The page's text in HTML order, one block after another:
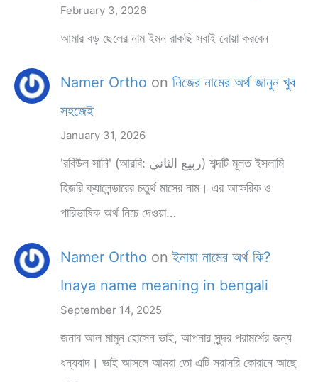
February 3, 2026
আমার বড় ছেলের নাম ইমন রাকছি সবাই দোয়া করবেন
Namer Ortho on নিজের নামের অর্থ জানুন খুব
সহজেই
January 31, 2026
'রবিউল সানি' (আরবি: ربيع الثاني) শব্দটি মূলত ইসলামি
হিজরি ক্যালেন্ডারের চতুর্থ মাসের নাম। এর আক্ষরিক ও
পারিভাষিক অর্থ নিচে দেওয়া…
Namer Ortho onইনায়া নামের অর্থ কি?
Inaya name meaning in bengali
September 14, 2025
জনাব আল মামুন হোসেন ভাই, আপনার সুন্দর পরামর্শের জন্য
ধন্যবাদ। ভাই আসলে আমরা তো এটি সরাসরি কোরানে আছে